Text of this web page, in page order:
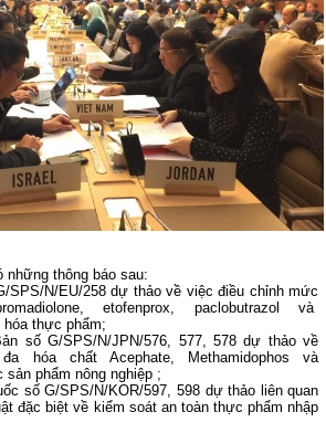
những thông báo sau:
SPS/N/EU/258 dự thảo về việc điều chỉnh mức
etofenprox, paclobutrazol và
hóa thực phẩm;
số G/SPS/N/JPN/576, 577, 578 dự thảo về
hóa chất Acephate, Methamidophos và
sản phẩm nông nghiệp ;
số G/SPS/N/KOR/597, 598 dự thảo liên quan
đặc biệt về kiểm soát an toàn thực phẩm nhập